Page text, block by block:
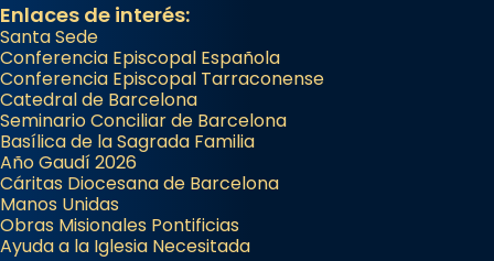
Enlaces de interés:
Santa Sede
Conferencia Episcopal Española
Conferencia Episcopal Tarraconense
Catedral de Barcelona
Seminario Conciliar de Barcelona
Basílica de la Sagrada Familia
Año Gaudí 2026
Cáritas Diocesana de Barcelona
Manos Unidas
Obras Misionales Pontificias
Ayuda a la Iglesia Necesitada